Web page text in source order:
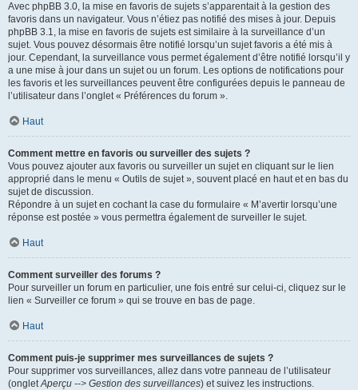
Avec phpBB 3.0, la mise en favoris de sujets s’apparentait à la gestion des
favoris dans un navigateur. Vous n’étiez pas notifié des mises à jour. Depuis
phpBB 3.1, la mise en favoris de sujets est similaire à la surveillance d’un
sujet. Vous pouvez désormais être notifié lorsqu’un sujet favoris a été mis à
jour. Cependant, la surveillance vous permet également d’être notifié lorsqu’il y
a une mise à jour dans un sujet ou un forum. Les options de notifications pour
les favoris et les surveillances peuvent être configurées depuis le panneau de
l’utilisateur dans l’onglet « Préférences du forum ».
Haut
Comment mettre en favoris ou surveiller des sujets ?
Vous pouvez ajouter aux favoris ou surveiller un sujet en cliquant sur le lien
approprié dans le menu « Outils de sujet », souvent placé en haut et en bas du
sujet de discussion.
Répondre à un sujet en cochant la case du formulaire « M’avertir lorsqu’une
réponse est postée » vous permettra également de surveiller le sujet.
Haut
Comment surveiller des forums ?
Pour surveiller un forum en particulier, une fois entré sur celui-ci, cliquez sur le
lien « Surveiller ce forum » qui se trouve en bas de page.
Haut
Comment puis-je supprimer mes surveillances de sujets ?
Pour supprimer vos surveillances, allez dans votre panneau de l’utilisateur
(ongletAperçu --> Gestion des surveillances) et suivez les instructions.